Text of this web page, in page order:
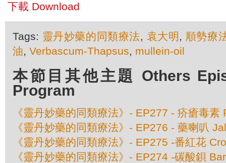
下載 Download
Tags: 靈丹妙藥的同類療法, 袁大明 , 順勢療
油, Verbascum-Thapsus, mullein-oil
本節目其他主題 Others
Program
《靈丹妙藥的同類療法》- EP277 - 疥瘡毒素
《靈丹妙藥的同類療法》- EP276 - 藥喇叭
《靈丹妙藥的同類療法》- EP275 -番紅花
《靈丹妙藥的同類療法》- EP274 -碳酸鋇